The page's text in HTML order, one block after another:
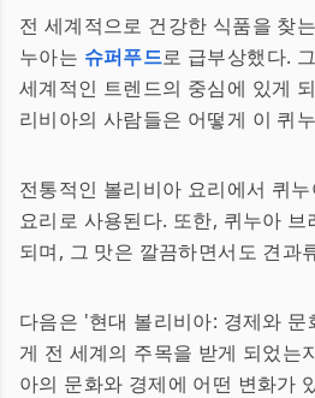
전 세계적으로 건강한 식품을 찾
누아는 슈퍼푸드로 급부상했다.
세계적인 트렌드의 중심에 있게
리비아의 사람들은 어떻게 이 퀴
전통적인 볼리비아 요리에서 퀴
요리로 사용된다. 또한, 퀴누아
되며, 그 맛은 깔끔하면서도 견
다음은 '현대 볼리비아: 경제와
게 전 세계의 주목을 받게 되었는
아의 문화와 경제에 어떤 변화가